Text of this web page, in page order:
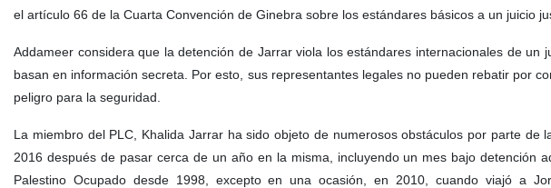
el artículo 66 de la Cuarta Convención de Ginebra sobre los estándares básicos a un juicio
Addameer considera que la detención de Jarrar viola los estándares internacionales de
basan en información secreta. Por esto, sus representantes legales no pueden rebatir por
peligro para la seguridad.
La miembro del PLC, Khalida Jarrar ha sido objeto de numerosos obstáculos por parte
2016 después de pasar cerca de un año en la misma, incluyendo un mes bajo detención
Palestino Ocupado desde 1998, excepto en una ocasión, en 2010, cuando viajó a